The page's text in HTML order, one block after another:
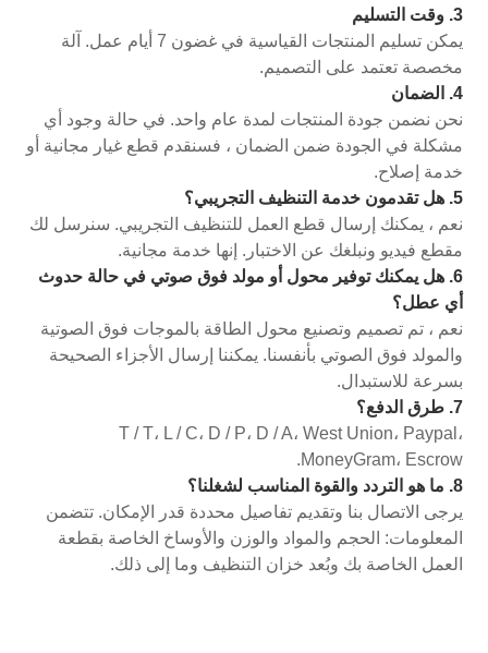
3. وقت التسليم
يمكن تسليم المنتجات القياسية في غضون 7 أيام عمل. آلة
مخصصة تعتمد على التصميم.
4. الضمان
نحن نضمن جودة المنتجات لمدة عام واحد. في حالة وجود أي
مشكلة في الجودة ضمن الضمان ، فسنقدم قطع غيار مجانية أو
خدمة إصلاح.
5. هل تقدمون خدمة التنظيف التجريبي؟
نعم ، يمكنك إرسال قطع العمل للتنظيف التجريبي. سنرسل لك
مقطع فيديو ونبلغك عن الاختبار. إنها خدمة مجانية.
6. هل يمكنك توفير محول أو مولد فوق صوتي في حالة حدوث
أي عطل؟
نعم ، تم تصميم وتصنيع محول الطاقة بالموجات فوق الصوتية
والمولد فوق الصوتي بأنفسنا. يمكننا إرسال الأجزاء الصحيحة
بسرعة للاستبدال.
7. طرق الدفع؟
T / T، L / C، D / P، D / A، West Union، Paypal،
MoneyGram، Escrow.
8. ما هو التردد والقوة المناسب لشغلنا؟
يرجى الاتصال بنا وتقديم تفاصيل محددة قدر الإمكان. تتضمن
المعلومات: الحجم والمواد والوزن والأوساخ الخاصة بقطعة
العمل الخاصة بك وبُعد خزان التنظيف وما إلى ذلك.